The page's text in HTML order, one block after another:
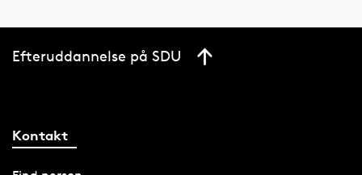
Efteruddannelse på SDU
Kontakt